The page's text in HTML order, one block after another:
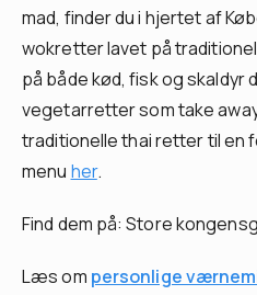
mad, finder du i hjertet af
wokretter lavet på
på både kød, fisk og skaldyr
vegetarretter som take
traditionelle thai retter til en
menu her.
Find dem på: Store
Læs om personlige